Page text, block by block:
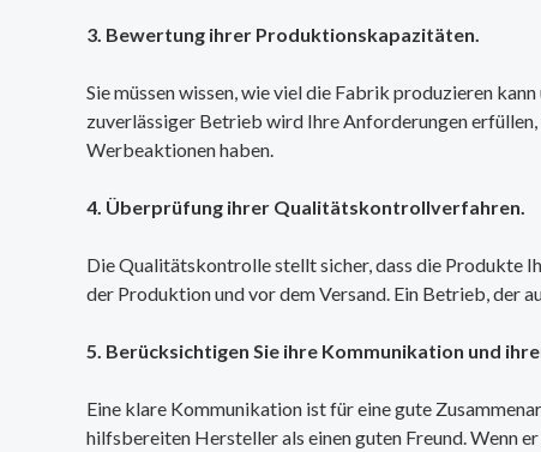
3. Bewertung ihrer Produktionskapazitäten.
Sie müssen wissen, wie viel die Fabrik produzieren
zuverlässiger Betrieb wird Ihre Anforderungen
Werbeaktionen haben.
4. Überprüfung ihrer Qualitätskontrollverfahren.
Die Qualitätskontrolle stellt sicher, dass die Produkte
der Produktion und vor dem Versand. Ein Betrieb, der
5. Berücksichtigen Sie ihre Kommunikation und
Eine klare Kommunikation ist für eine gute
hilfsbereiten Hersteller als einen guten Freund. Wenn